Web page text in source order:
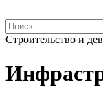
Строительство и